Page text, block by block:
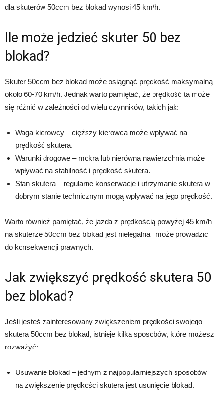
dla skuterów 50ccm bez blokad wynosi 45 km/h.
Ile może jedzieć skuter 50 bez
blokad?
Skuter 50ccm bez blokad może osiągnąć prędkość maksymalną
około 60-70 km/h. Jednak warto pamiętać, że prędkość ta może
się różnić w zależności od wielu czynników, takich jak:
Waga kierowcy – cięższy kierowca może wpływać na
prędkość skutera.
Warunki drogowe – mokra lub nierówna nawierzchnia może
wpływać na stabilność i prędkość skutera.
Stan skutera – regularne konserwacje i utrzymanie skutera w
dobrym stanie technicznym mogą wpływać na jego prędkość.
Warto również pamiętać, że jazda z prędkością powyżej 45 km/h
na skuterze 50ccm bez blokad jest nielegalna i może prowadzić
do konsekwencji prawnych.
Jak zwiększyć prędkość skutera 50
bez blokad?
Jeśli jesteś zainteresowany zwiększeniem prędkości swojego
skutera 50ccm bez blokad, istnieje kilka sposobów, które możesz
rozważyć:
Usuwanie blokad – jednym z najpopularniejszych sposobów
na zwiększenie prędkości skutera jest usunięcie blokad.